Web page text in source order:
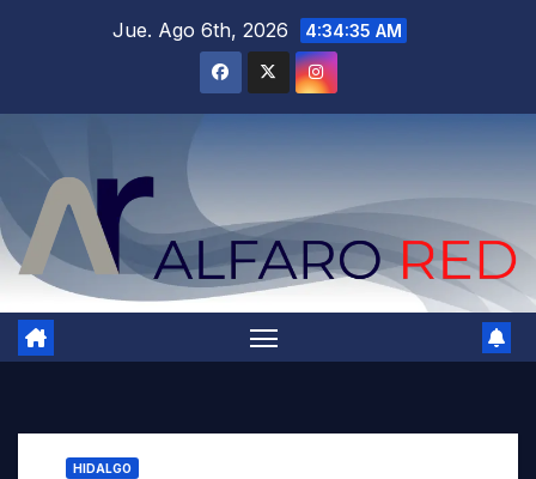
Jue. Ago 6th, 2026 4:34:36 AM
HIDALGO